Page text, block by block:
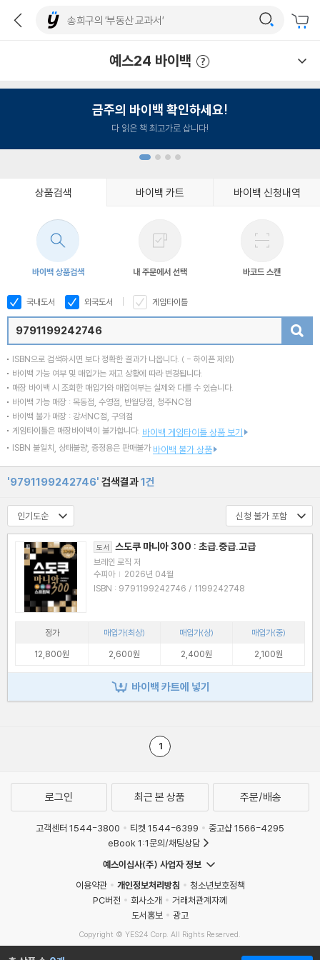
예스24 바이백
금주의 바이백 확인하세요!
다 읽은 책 최고가로 삽니다!
상품검색 바이백 카트 바이백 신청내역
바이백 상품검색 내 주문에서 선택 바코드 스캔
국내도서 외국도서 게임타이틀
ISBN으로 검색하시면 보다 정확한 결과가 나옵니다. ( - 하이픈 제외)
바이백 가능 여부 및 매입가는 재고 상황에 따라 변경됩니다.
매장 바이백 시 조회한 매입가와 매입여부는 실제와 다를 수 있습니다.
바이백 가능 매장 : 목동점, 수영점, 반월당점, 청주NC점
바이백 불가 매장 : 강서NC점, 구의점
게임타이틀은 매장바이백이 불가합니다. 바이백 게임타이틀 상품 보기
ISBN 불일치, 상태불량, 증정용은 판매불가 바이백 불가 상품
'9791199242746' 검색결과1건
도서 스도쿠 마니아 300 : 초급.중급.고급
브레인 로직 저
수피아 | 2026년 04월
ISBN : 9791199242746 / 1199242748
정가 매입가(최상) 매입가(상)
매입가(중)
12,800원
2,600원 2,400원 2,100원
바이백 카트에 넣기
1
로그인 최근 본 상품 주문/배송
고객센터 1544-3800 티켓 1544-6399
중고샵 1566-4295
eBook 1:1문의/채팅상담
예스이십사(주) 사업자 정보
이용약관
개인정보처리방침
청소년보호정책
PC버전
회사소개
거래처관계자께
도서홍보
광고
Copyright © YES24 Corp. All Rights Reserved.
MATOM2